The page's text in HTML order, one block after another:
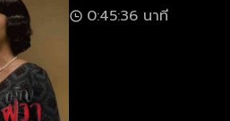
0:45:36 นาที